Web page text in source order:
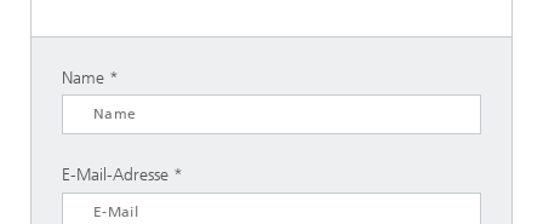
Name
E-Mail-Adresse